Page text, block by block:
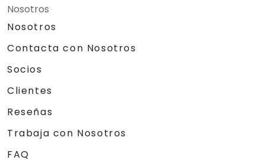
Nosotros
Nosotros
Contacta con Nosotros
Socios
Clientes
Reseñas
Trabaja con Nosotros
FAQ